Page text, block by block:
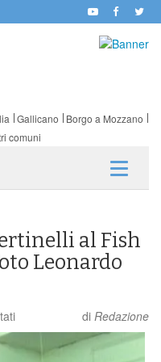
Gallicano
Borgo a Mozzano
comuni
al Fish
Leonardo
su
La
scrittrice
di Redazione